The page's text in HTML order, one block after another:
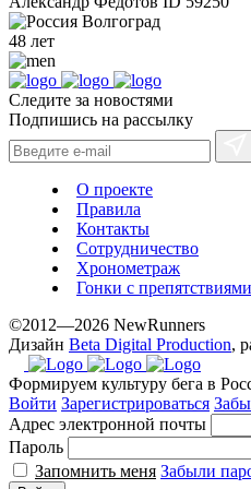
Волгоград
48 лет
Следите за новостями
Подпишись на рассылку
О проекте
Правила
Контакты
Сотрудничество
Хронометраж
Гонки с препятствиями
©2012—2026 NewRunners
Дизайн Beta Digital Production,
Формируем культуру бега в
Войти Зарегистрироваться
Адрес электронной почты
Пароль
Запомнить меня Забыли